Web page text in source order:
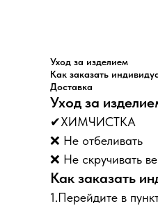
Уход за изделием
Как заказать
Доставка
Уход за
✔ХИМЧИСТКА
❌ Не отбеливать
❌ Не скручивать
Как заказать
1.Перейдите в